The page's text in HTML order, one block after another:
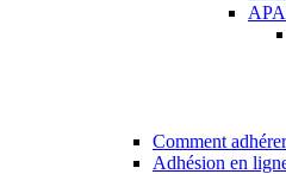
Comment adhérer
Adhésion en